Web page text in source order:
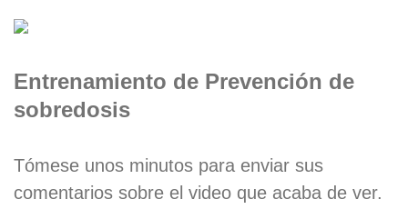
Entrenamiento de Prevención de
sobredosis
Tómese unos minutos para enviar sus
comentarios sobre el video que acaba de ver.